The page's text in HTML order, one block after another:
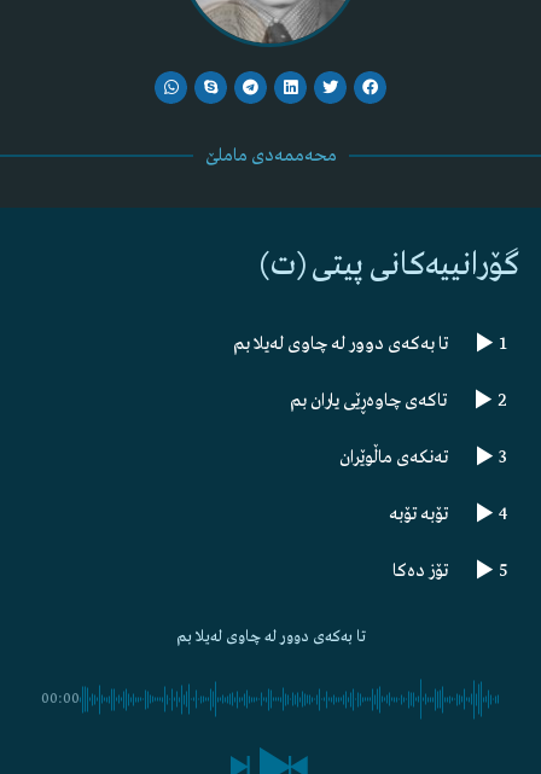
محەممەدی ماملێ
گۆرانییەکانی پیتی (ت)
1 تا بەکەی دوور لە چاوی لەیلا بم
2 تاکەی چاوەڕێی یاران بم
3 تەنکەی ماڵوێران
4 تۆبە تۆبە
5 تۆز دەکا
تا بەکەی دوور لە چاوی لەیلا بم
00:00